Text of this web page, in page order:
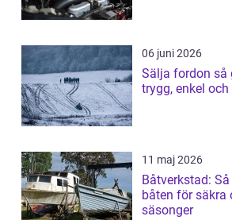
06 juni 2026
Sälja fordon så gör du processen
trygg, enkel
11 maj 2026
Båtverkstad:
båten för säkra
säsonger